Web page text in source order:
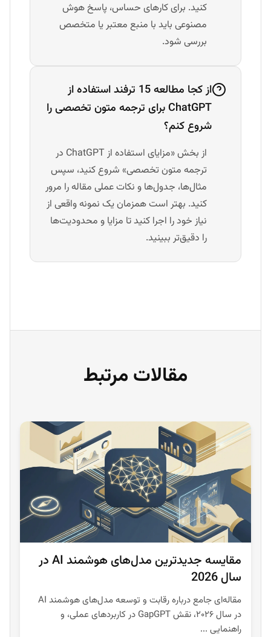
کنید. برای کارهای حساس، پاسخ هوش
مصنوعی باید با منبع معتبر یا متخصص
بررسی شود.
از کجا مطالعه 15 ترفند استفاده از
ChatGPT برای ترجمه متون تخصصی را
شروع کنم؟
از بخش «مزایای استفاده از ChatGPT در
ترجمه متون تخصصی» شروع کنید، سپس
مثال‌ها، جدول‌ها و نکات عملی مقاله را مرور
کنید. بهتر است همزمان یک نمونه واقعی از
نیاز خود را اجرا کنید تا مزایا و محدودیت‌ها
را دقیق‌تر ببینید.
مقالات مرتبط
مقایسه جدیدترین مدل‌های هوشمند AI در
سال 2026
مقاله‌ای جامع درباره رقابت و توسعه مدل‌های هوشمند AI
در سال ۲۰۲۶، نقش GapGPT در کاربردهای عملی، و
راهنمایی ...